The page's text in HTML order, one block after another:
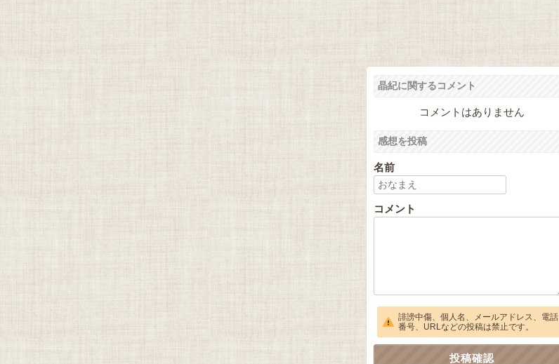
晶紀に関するコメント
コメントはありません
感想を投稿
名前
コメント
誹謗中傷、個人名、メールアドレス、電話
番号、URLなどの投稿は禁止です。